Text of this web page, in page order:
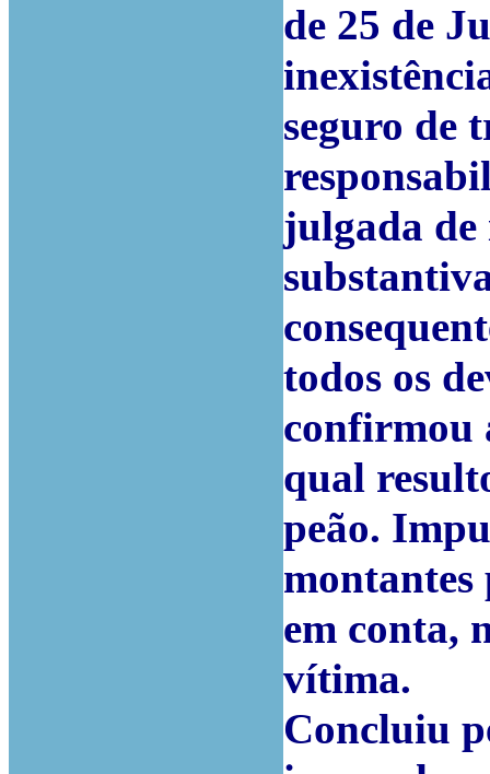
de 25 de
seguro de
julgada
todos os
confirmou
qual
peão.
montantes
em conta,
vítima.
Concluiu